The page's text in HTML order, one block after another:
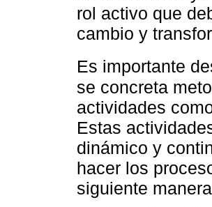
rol activo que
cambio y
Es importante
se concreta
actividades
Estas
dinámico y
hacer los
siguiente